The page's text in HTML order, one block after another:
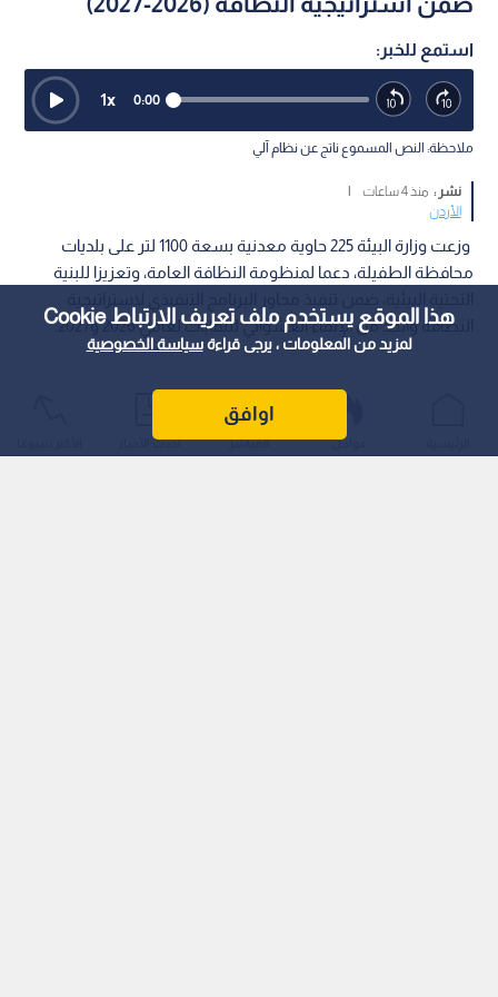
هذا الموقع يستخدم ملف تعريف الارتباط Cookie
لمزيد من المعلومات ، يرجى قراءةسياسة الخصوصية
اوافق
استمع للخبر:
0:00
1x
ملاحظة: النص المسموع ناتج عن نظام آلي
نشر : منذ 4 ساعات
|
الأردن
وزعت وزارة البيئة 225 حاوية معدنية بسعة 1100 لتر على بلديات
محافظة الطفيلة، دعما لمنظومة النظافة العامة، وتعزيزا للبنية
النظافة والحد من الإلقاء العشوائي للنفايات لعامي 2026 و2027.
عواجل المباشر أحدث الأخبار